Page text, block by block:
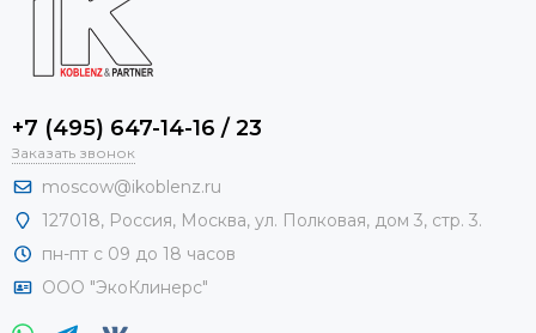
+7 (495) 647-14-16 / 23
Заказать звонок
moscow@ikoblenz.ru
127018, Россия, Москва, ул. Полковая, дом 3, стр. 3.
пн-пт с 09 до 18 часов
ООО "ЭкоКлинерс"